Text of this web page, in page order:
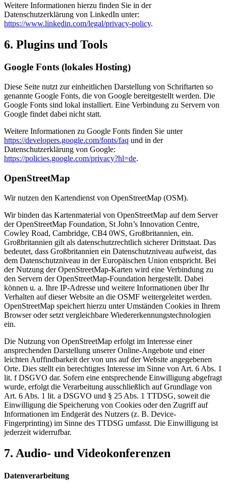
Weitere Informationen hierzu finden Sie in der
Datenschutzerklärung von LinkedIn unter:
https://www.linkedin.com/legal/privacy-policy.
6. Plugins und Tools
Google Fonts (lokales Hosting)
Diese Seite nutzt zur einheitlichen Darstellung von Schriftarten so
genannte Google Fonts, die von Google bereitgestellt werden. Die
Google Fonts sind lokal installiert. Eine Verbindung zu Servern von
Google findet dabei nicht statt.
Weitere Informationen zu Google Fonts finden Sie unter
https://developers.google.com/fonts/faq und in der
Datenschutzerklärung von Google:
https://policies.google.com/privacy?hl=de.
OpenStreetMap
Wir nutzen den Kartendienst von OpenStreetMap (OSM).
Wir binden das Kartenmaterial von OpenStreetMap auf dem Server
der OpenStreetMap Foundation, St John’s Innovation Centre,
Cowley Road, Cambridge, CB4 0WS, Großbritannien, ein.
Großbritannien gilt als datenschutzrechtlich sicherer Drittstaat. Das
bedeutet, dass Großbritannien ein Datenschutzniveau aufweist, das
dem Datenschutzniveau in der Europäischen Union entspricht. Bei
der Nutzung der OpenStreetMap-Karten wird eine Verbindung zu
den Servern der OpenStreetMap-Foundation hergestellt. Dabei
können u. a. Ihre IP-Adresse und weitere Informationen über Ihr
Verhalten auf dieser Website an die OSMF weitergeleitet werden.
OpenStreetMap speichert hierzu unter Umständen Cookies in Ihrem
Browser oder setzt vergleichbare Wiedererkennungstechnologien
ein.
Die Nutzung von OpenStreetMap erfolgt im Interesse einer
ansprechenden Darstellung unserer Online-Angebote und einer
leichten Auffindbarkeit der von uns auf der Website angegebenen
Orte. Dies stellt ein berechtigtes Interesse im Sinne von Art. 6 Abs. 1
lit. f DSGVO dar. Sofern eine entsprechende Einwilligung abgefragt
wurde, erfolgt die Verarbeitung ausschließlich auf Grundlage von
Art. 6 Abs. 1 lit. a DSGVO und § 25 Abs. 1 TTDSG, soweit die
Einwilligung die Speicherung von Cookies oder den Zugriff auf
Informationen im Endgerät des Nutzers (z. B. Device-
Fingerprinting) im Sinne des TTDSG umfasst. Die Einwilligung ist
jederzeit widerrufbar.
7. Audio- und Videokonferenzen
Datenverarbeitung